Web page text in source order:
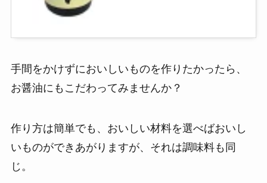
手間をかけずにおいしいものを作りたかったら、
お醤油にもこだわってみませんか？
作り方は簡単でも、おいしい材料を選べばおいし
いものができあがりますが、それは調味料も同
じ。